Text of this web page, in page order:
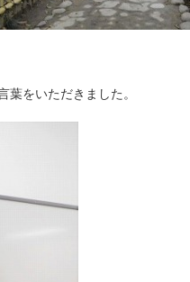
をいただきました。